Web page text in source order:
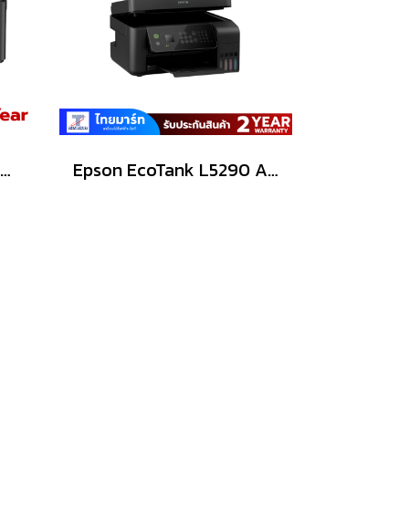
BROTHER เครื่องพิมพ์มัลติฟังก์ชันอิงค์เจ็ท รุ่น DCP-T430W Epson EcoTank L5290 A4 Wi-Fi All-in-One Ink Tank Printer with ADF